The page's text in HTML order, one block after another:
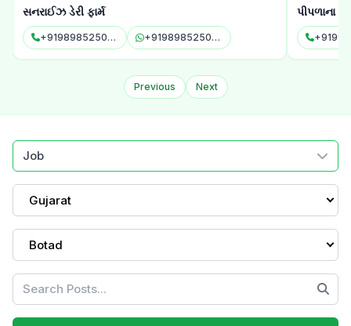
સનરાઈઝ ડેરી ફાર્મ
+919898525085 +919898525085
પીપળાના પાને
Previous Next
Job
Gujarat
Botad